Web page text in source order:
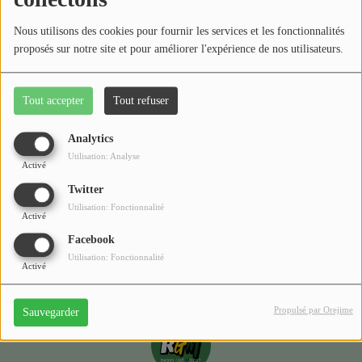
Nous utilisons des cookies pour fournir les services et les fonctionnalités
proposés sur notre site et pour améliorer l'expérience de nos utilisateurs.
Tout accepter Tout refuser
Analytics
Activé
Utilisation: Analyse
Twitter
Activé
Utilisation: Fonctionnalité
Facebook
Activé
Utilisation: Fonctionnalité
Sauvegarder Propulsé par Orejime
Médias
Podcasts
Photos
Dédicaces
Jeux Concours
Contact
Oups, vous avez
rencontré une erreur.